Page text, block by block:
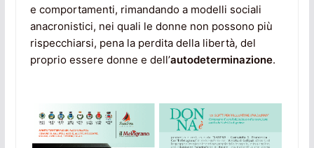
e comportamenti, rimandando a modelli sociali
anacronistici, nei quali le donne non possono più
rispecchiarsi, pena la perdita della libertà, del
proprio essere donne e dell’autodeterminazione.